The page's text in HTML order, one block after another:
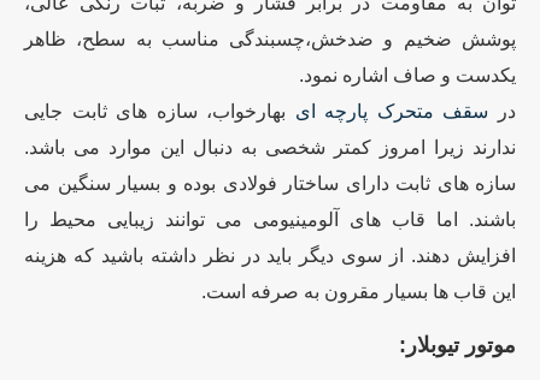
پوشش ضخیم و ضدخش،چسبندگی مناسب به سطح، ظاهر
یکدست و صاف اشاره نمود.
در سقف متحرک پارچه ای بهارخواب، سازه های ثابت جایی
ندارند زیرا امروز کمتر شخصی به دنبال این موارد می باشد.
سازه های ثابت دارای ساختار فولادی بوده و بسیار سنگین می
باشند. اما قاب های آلومینیومی می توانند زیبایی محیط را
افزایش دهند. از سوی دیگر باید در نظر داشته باشید که هزینه
این قاب ها بسیار مقرون به صرفه است.
موتور تیوبلار: